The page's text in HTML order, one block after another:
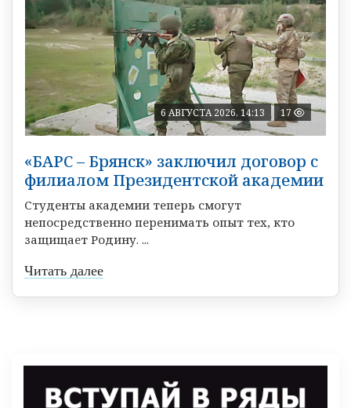
6 АВГУСТА 2026, 14:13 17
«БАРС – Брянск» заключил договор с
филиалом Президентской академии
Студенты академии теперь смогут
непосредственно перенимать опыт тех, кто
защищает Родину. ...
Читать далее